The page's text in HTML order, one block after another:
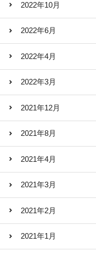
2022年10月
2022年6月
2022年4月
2022年3月
2021年12月
2021年8月
2021年4月
2021年3月
2021年2月
2021年1月